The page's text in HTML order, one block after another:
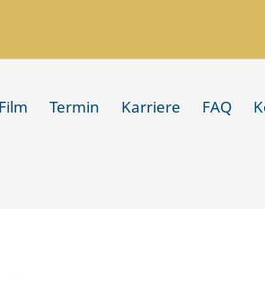
Film Termin Karriere FAQ